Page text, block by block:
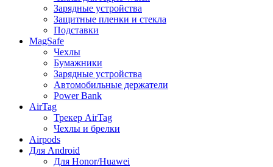
Зарядные устройства
Защитные пленки и стекла
Подставки
MagSafe
Чехлы
Бумажники
Зарядные устройства
Автомобильные держатели
Power Bank
AirTag
Трекер AirTag
Чехлы и брелки
Airpods
Для Android
Для Honor/Huawei